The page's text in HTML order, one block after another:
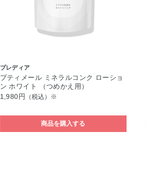
プレディア
プティメール ミネラルコンク ローショ
ン ホワイト （つめかえ用）
1,980円
（税込）※
商品を購入する